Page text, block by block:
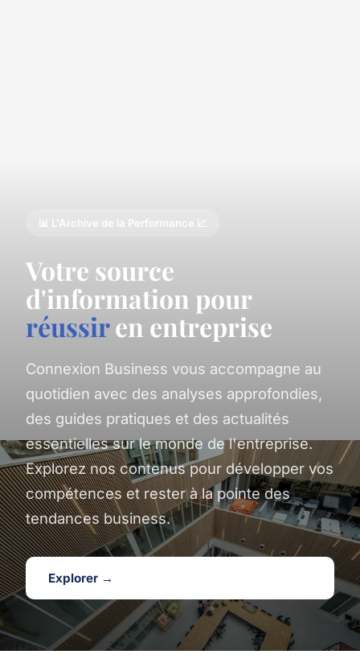
📊 L'Archive de la Performance 📈
Votre source
d'information pour
réussiren entreprise
Connexion Business vous accompagne au
quotidien avec des analyses approfondies,
des guides pratiques et des actualités
essentielles sur le monde de l'entreprise.
Explorez nos contenus pour développer vos
compétences et rester à la pointe des
tendances business.
Explorer →